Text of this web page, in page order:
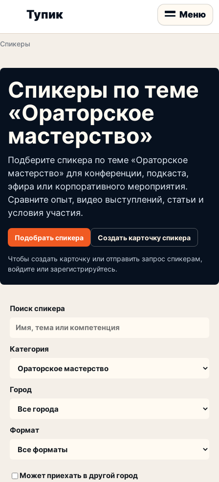
Тупик Меню
Спикеры
Спикеры по теме
«Ораторское
мастерство»
Подберите спикера по теме «Ораторское
мастерство» для конференции, подкаста,
эфира или корпоративного мероприятия.
Сравните опыт, видео выступлений, статьи и
условия участия.
Подобрать спикера Создать карточку спикера
Чтобы создать карточку или отправить запрос спикерам,
войдите или зарегистрируйтесь.
Поиск спикера
Категория
Город
Формат
Может приехать в другой город